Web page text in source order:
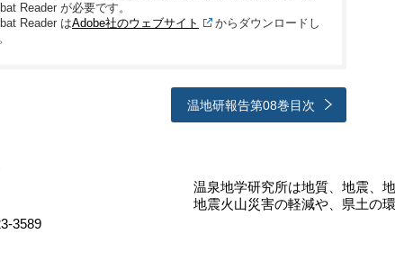
Reader が必要です。
Reader はAdobe社のウェブサイト
からダウンロードし
温地研報告第08巻目次
3589
温泉地学研究所は地質、地震、
地震火山災害の軽減や、県土の